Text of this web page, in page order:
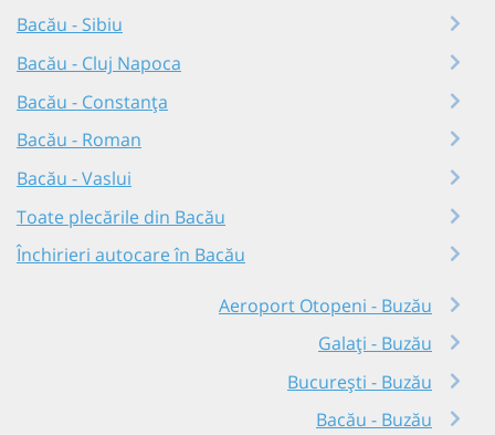
Bacău - Sibiu
Bacău - Cluj Napoca
Bacău - Constanța
Bacău - Roman
Bacău - Vaslui
Toate plecările din Bacău
Închirieri autocare în Bacău
Aeroport Otopeni - Buzău
Galați - Buzău
București - Buzău
Bacău - Buzău